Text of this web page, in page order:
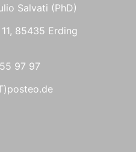
Salvati (PhD)
85435 Erding
97 97